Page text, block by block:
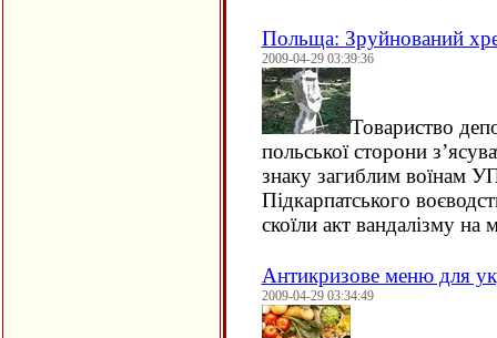
Польща: Зруйнований
2009-04-29 03:39:36
Товариство
польської сторони
знаку загиблим воїнам
Підкарпатського
скоїли акт вандалізму на
Антикризове меню для
2009-04-29 03:34:49